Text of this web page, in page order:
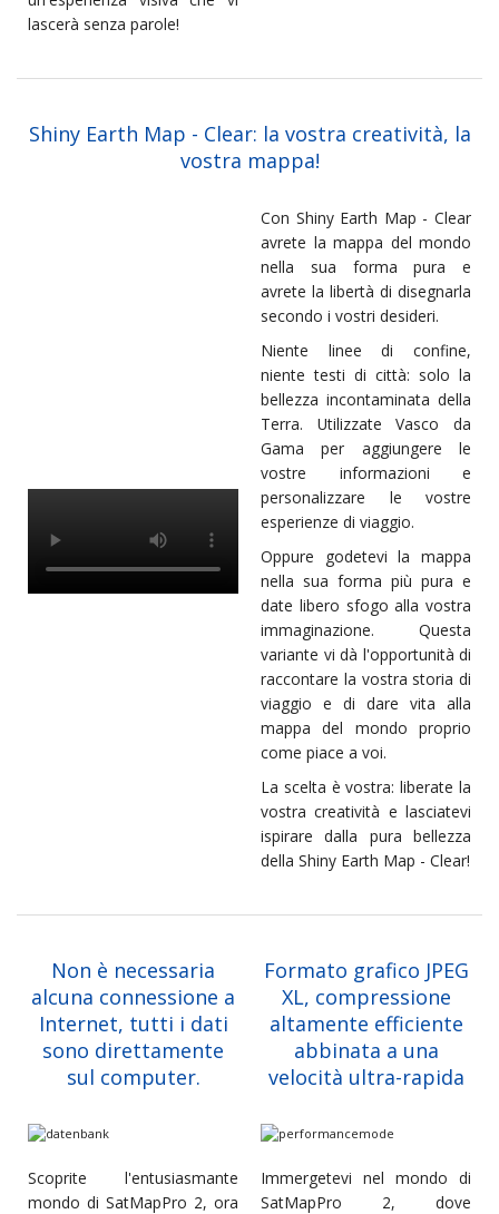
lascerà senza parole!
Shiny Earth Map - Clear: la vostra creatività, la
vostra mappa!
Con Shiny Earth Map - Clear
avrete la mappa del mondo
nella sua forma pura e
avrete la libertà di disegnarla
secondo i vostri desideri.
Niente linee di confine,
niente testi di città: solo la
bellezza incontaminata della
Terra. Utilizzate Vasco da
Gama per aggiungere le
vostre informazioni e
personalizzare le vostre
esperienze di viaggio.
Oppure godetevi la mappa
nella sua forma più pura e
date libero sfogo alla vostra
immaginazione. Questa
variante vi dà l'opportunità di
raccontare la vostra storia di
viaggio e di dare vita alla
mappa del mondo proprio
come piace a voi.
La scelta è vostra: liberate la
vostra creatività e lasciatevi
ispirare dalla pura bellezza
della Shiny Earth Map - Clear!
Non è necessaria
alcuna connessione a
Internet, tutti i dati
sono direttamente
sul computer.
Formato grafico JPEG
XL, compressione
altamente efficiente
abbinata a una
velocità ultra-rapida
Scoprite l'entusiasmante
mondo di SatMapPro 2, ora
Immergetevi nel mondo di
SatMapPro 2, dove